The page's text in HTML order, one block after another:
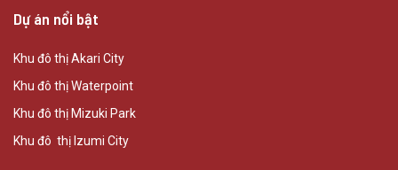
Dự án nổi bật
Khu đô thị Akari City
Khu đô thị Waterpoint
Khu đô thị Mizuki Park
Khu đô thị Izumi City